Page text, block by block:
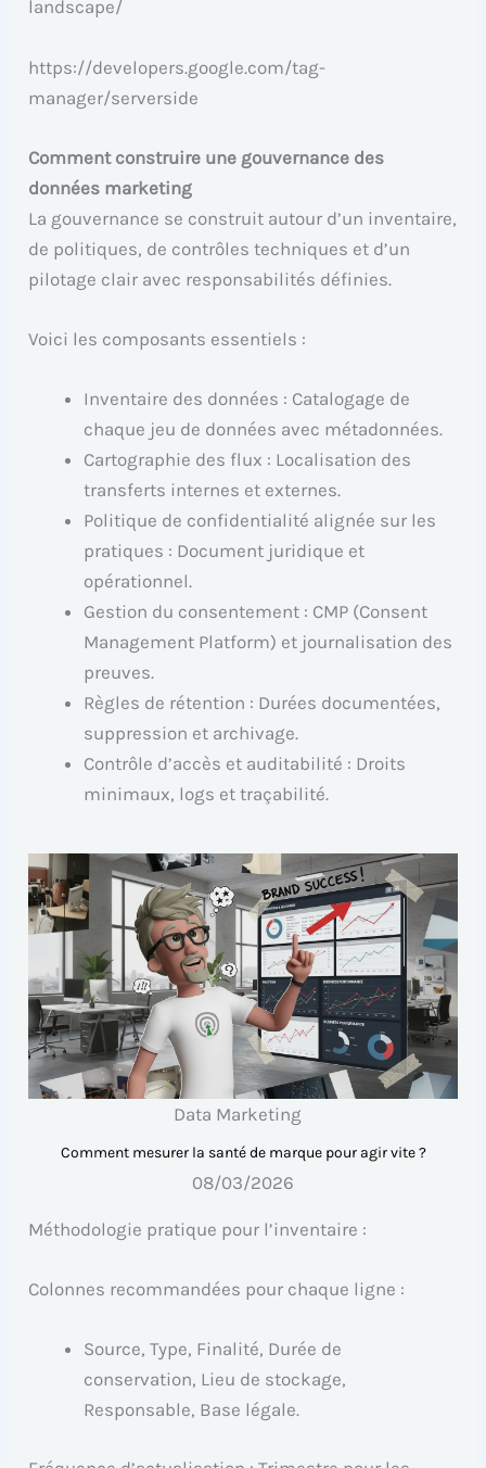
landscape/
https://developers.google.com/tag-
manager/serverside
Comment construire une gouvernance des
données marketing
La gouvernance se construit autour d’un inventaire,
de politiques, de contrôles techniques et d’un
pilotage clair avec responsabilités définies.
Voici les composants essentiels :
Inventaire des données : Catalogage de
chaque jeu de données avec métadonnées.
Cartographie des flux : Localisation des
transferts internes et externes.
Politique de confidentialité alignée sur les
pratiques : Document juridique et
opérationnel.
Gestion du consentement : CMP (Consent
Management Platform) et journalisation des
preuves.
Règles de rétention : Durées documentées,
suppression et archivage.
Contrôle d’accès et auditabilité : Droits
minimaux, logs et traçabilité.
Data Marketing
Comment mesurer la santé de marque pour agir vite ?
08/03/2026
Méthodologie pratique pour l’inventaire :
Colonnes recommandées pour chaque ligne :
Source, Type, Finalité, Durée de
conservation, Lieu de stockage,
Responsable, Base légale.